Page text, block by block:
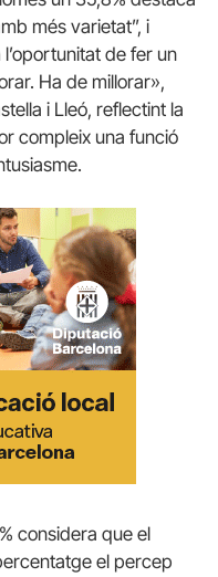
més varietat”, i
de fer un
Ha de millorar»,
i Lleó, reflectint la
compleix una funció
considera que el
el percep